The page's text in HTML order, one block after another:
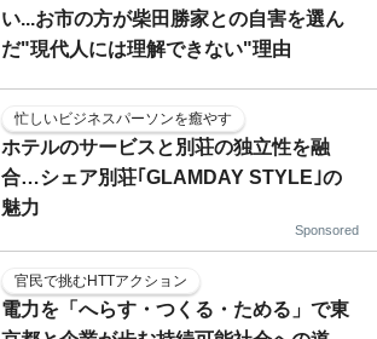
い...お市の方が柴田勝家との自害を選ん
だ"現代人には理解できない"理由
忙しいビジネスパーソンを癒やす
ホテルのサービスと別荘の独立性を融
合…シェア別荘｢GLAMDAY STYLE｣の
魅力
Sponsored
官民で挑むHTTアクション
電力を「へらす・つくる・ためる」で東